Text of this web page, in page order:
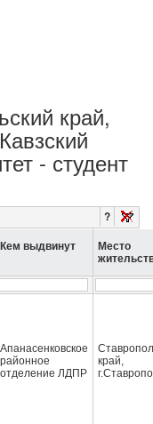
край,
- студент
?
Кем выдвинут
Место
Апанасенковское
районное
отделение ЛДПР
край,